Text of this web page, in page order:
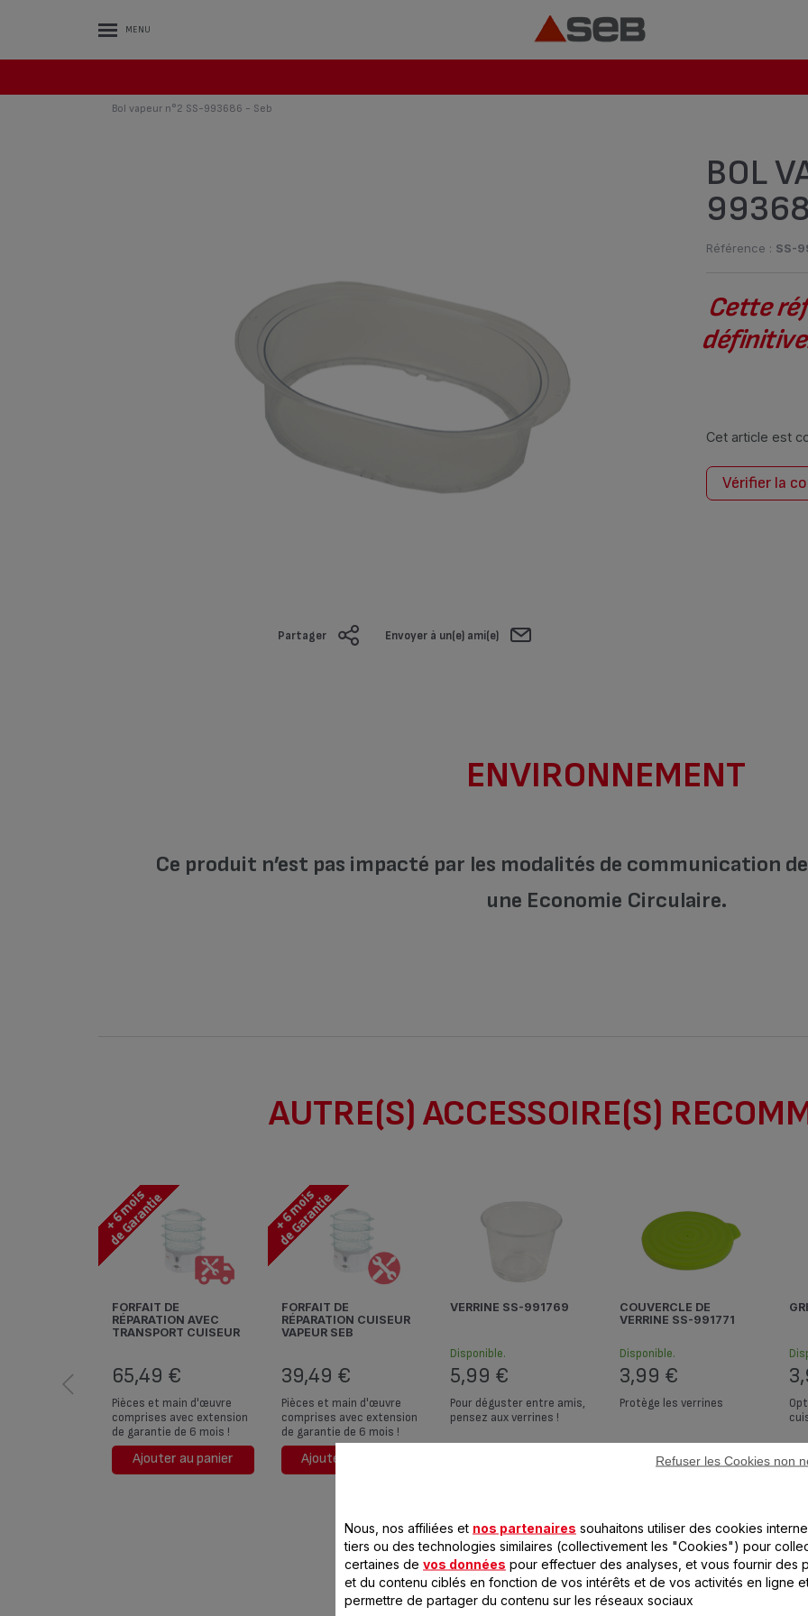
MENU
Bol vapeur n°2 SS-993686 - Seb
BOL
Référence : SS-
Partager Envoyer à un(e) ami(e)
Cette
Cet article est
Vérifier la
ENVIRONNEMENT
Ce produit n’est pas impacté par les modalités de communication
une Economie Circulaire.
AUTRE(S) ACCESSOIRE(S)
FORFAIT DE
RÉPARATION AVEC
TRANSPORT CUISEUR
65,49 €
Pièces et main d'œuvre
comprises avec extension
de garantie de 6 mois !
Ajouter au panier
FORFAIT DE
RÉPARATION CUISEUR
VAPEUR SEB
39,49 €
Pièces et main d'œuvre
comprises avec extension
de garantie de 6 mois !
Ajouter au panier
VERRINE SS-991769
Disponible.
5,99 €
Pour déguster entre amis,
pensez aux verrines !
COUVERCLE DE
VERRINE SS-991771
Disponible.
3,99 €
Protège les verrines
Ajouter au panier
Nous, nos affiliées et nos partenaires souhaitons utiliser des cookies
tiers ou des technologies similaires (collectivement les "Cookies") pour
certaines de vos données pour effectuer des analyses, et vous fournir des
et du contenu ciblés en fonction de vos intérêts et de vos activités en ligne
permettre de partager du contenu sur les réseaux sociaux
Refuser les Cookies non